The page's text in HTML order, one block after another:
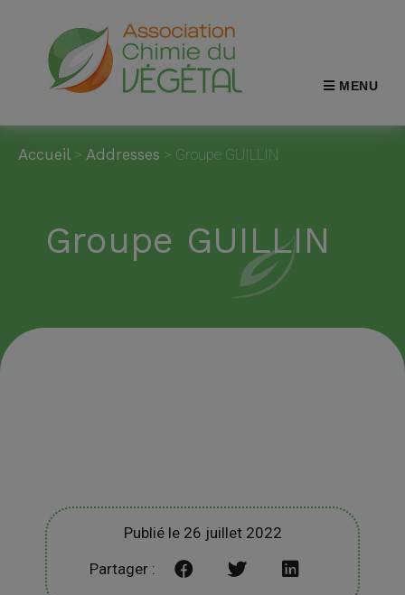
MENU
Accueil > Addresses > Groupe GUILLIN
Groupe GUILLIN
Publié le 26 juillet 2022
Partager :